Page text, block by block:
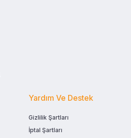
Yardım Ve Destek
Gizlilik Şartları
İptal Şartları